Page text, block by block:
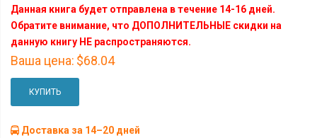
Данная книга будет отправлена в течение 14-16 дней.
Обратите внимание, что ДОПОЛНИТЕЛЬНЫЕ скидки на
данную книгу НЕ распространяются.
Ваша цена: $68.04
КУПИТЬ
Доставка за 14–20 дней